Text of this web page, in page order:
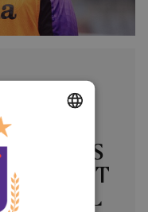
VAN RSC
TIENDE
DE LUCHT
HEEL